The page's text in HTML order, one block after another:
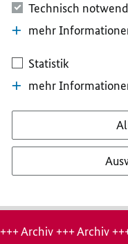
Technisch
mehr
Statistik
mehr
Hinweis:
Archiv-
Seite
+++ Archiv +++ Archiv